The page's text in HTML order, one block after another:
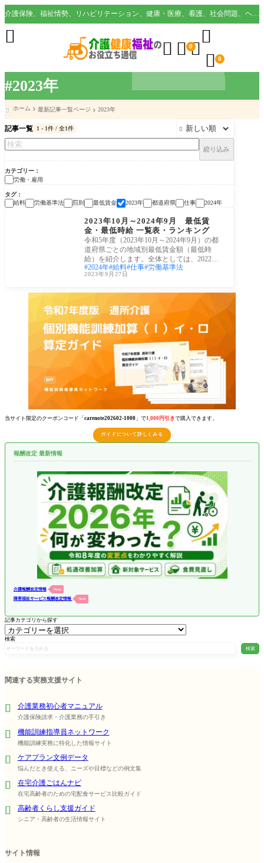
#2023年
介護保険、福祉情勢、リハビリテーション、健康・医療、看護、社会問題、ヘルスケア業界など様々な切り口から役立つ情報を配信。
  0

 0

 ホーム 最新記事一覧ページ 2023年
記事一覧 1 - 1件 / 全1件 
絞り込み
カテゴリー
労働・雇用
タグ
給料
労働基準法 罰則 最低賃金 2023年 都道府県 仕事 2024年
労働・雇用
2023年10月～2024年9月 最低賃
金・最低時給 一覧表・ランキング
令和5年度（2023年10月～2024年9月）の都
道府県ごとの地域別最低賃金額（最低時
給）を紹介します。全体としては、2022年
に比べ、2023年
2024年 給料 仕事 労働基準法
2023年9月27日
当サイト限定のクーポンコード「 carenote202602-1000 」で1,000円引きで購入できます。
ガイドについて詳しくみる
報酬改定 最新情報
介護報酬改定情報 New!
障害福祉サービス報酬改定情報 New!
記事カテゴリから探す
検索
検索
関連する実務支援サイト
介護業務初心者マニュアル
介護保険請求・介護業務の手引き
機能訓練指導員ネットワーク
機能訓練実務に特化した情報サイト
ケアプラン文例データ
悩んだとき使える、ニーズや目標などの例文集
在宅介護ごはんナビ
在宅高齢者のための宅配食サービス比較ガイド
高齢者くらし支援ガイド
シニア・高齢者の生活情報サイト
サイト情報